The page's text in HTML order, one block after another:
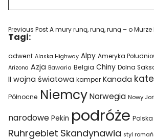
Previous PostA mury runą, runą, runą – o
Tagi:
adwent Alaska Highway Alpy Ameryka
Arizona Azja Bawaria Belgia Chiny Dolna
II wojna światowa kamper Kanada
Północne Niemcy Norwegia Nowy
narodowe Pekin podróże Polska
Ruhrgebiet Skandynawia styl